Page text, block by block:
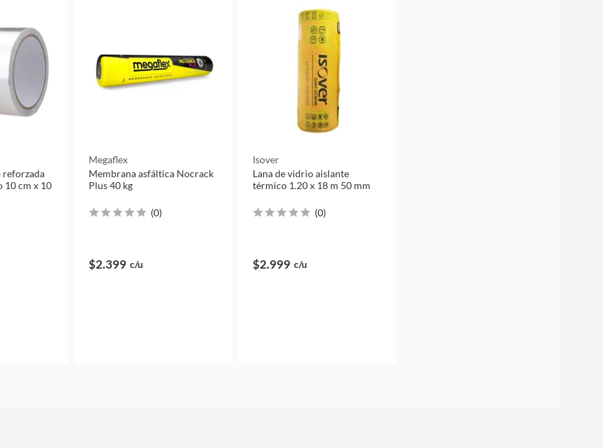
reforzada
10 cm x 10
Megaflex
Membrana asfáltica Nocrack
Plus 40 kg
(0)
$2.399 c/u
Isover
Lana de vidrio aislante
térmico 1.20 x 18 m 50 mm
(0)
$2.999 c/u